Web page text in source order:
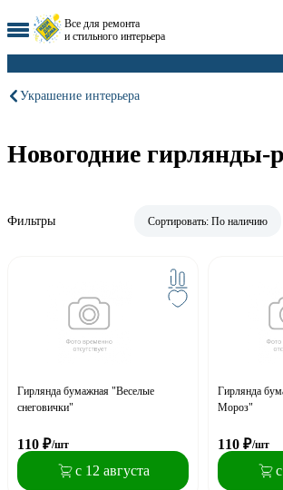
Все для ремонта
и стильного интерьера
Украшение интерьера
Новогодние гирлянды-
Фильтры Сортировать: По наличию
Гирлянда бумажная "Веселые
снеговички"
110 ₽/шт
с 12 августа
Гирлянда
Мороз"
110 ₽/шт